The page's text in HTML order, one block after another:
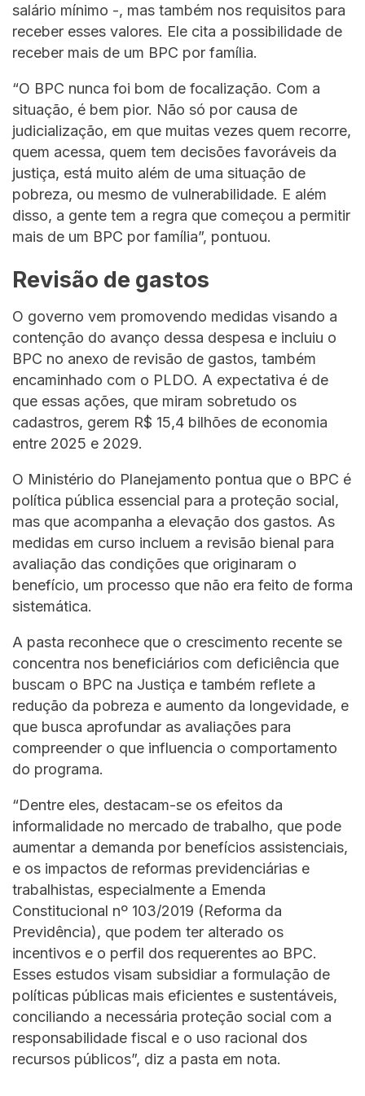
salário mínimo -, mas também nos requisitos para
receber esses valores. Ele cita a possibilidade de
receber mais de um BPC por família.
“O BPC nunca foi bom de focalização. Com a
situação, é bem pior. Não só por causa de
judicialização, em que muitas vezes quem recorre,
quem acessa, quem tem decisões favoráveis da
justiça, está muito além de uma situação de
pobreza, ou mesmo de vulnerabilidade. E além
disso, a gente tem a regra que começou a permitir
mais de um BPC por família”, pontuou.
Revisão de gastos
O governo vem promovendo medidas visando a
contenção do avanço dessa despesa e incluiu o
BPC no anexo de revisão de gastos, também
encaminhado com o PLDO. A expectativa é de
que essas ações, que miram sobretudo os
cadastros, gerem R$ 15,4 bilhões de economia
entre 2025 e 2029.
O Ministério do Planejamento pontua que o BPC é
política pública essencial para a proteção social,
mas que acompanha a elevação dos gastos. As
medidas em curso incluem a revisão bienal para
avaliação das condições que originaram o
benefício, um processo que não era feito de forma
sistemática.
A pasta reconhece que o crescimento recente se
concentra nos beneficiários com deficiência que
buscam o BPC na Justiça e também reflete a
redução da pobreza e aumento da longevidade, e
que busca aprofundar as avaliações para
compreender o que influencia o comportamento
do programa.
“Dentre eles, destacam-se os efeitos da
informalidade no mercado de trabalho, que pode
aumentar a demanda por benefícios assistenciais,
e os impactos de reformas previdenciárias e
trabalhistas, especialmente a Emenda
Constitucional nº 103/2019 (Reforma da
Previdência), que podem ter alterado os
incentivos e o perfil dos requerentes ao BPC.
Esses estudos visam subsidiar a formulação de
políticas públicas mais eficientes e sustentáveis,
conciliando a necessária proteção social com a
responsabilidade fiscal e o uso racional dos
recursos públicos”, diz a pasta em nota.